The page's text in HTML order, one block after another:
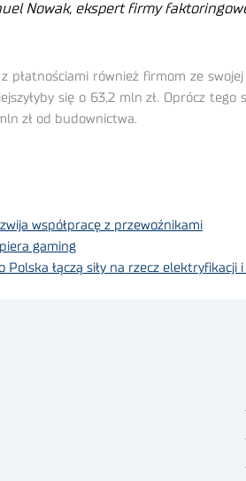
Nowak, ekspert firmy
z płatnościami również firmom ze
się o 63,2 mln zł. Oprócz
zł od budownictwa.
współpracę z przewoźnikami
gaming
Polska łączą siły na rzecz